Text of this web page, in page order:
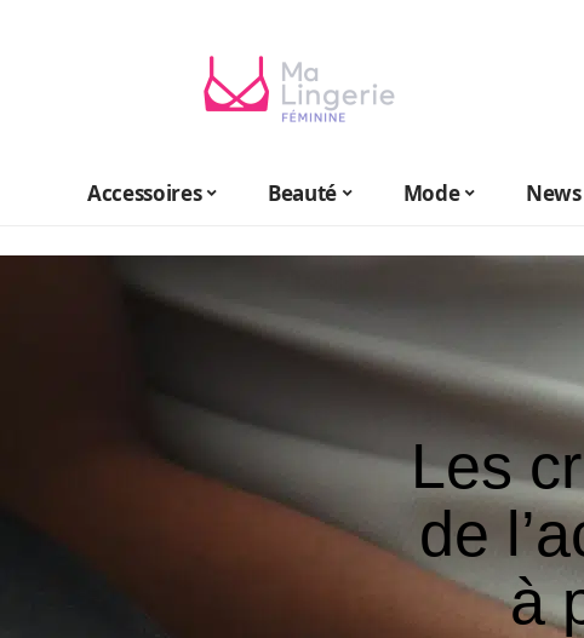
Accessoires Beauté Mode News
Les
de
à